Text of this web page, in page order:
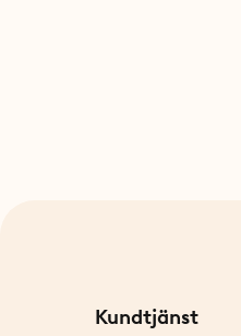
Kundtjänst